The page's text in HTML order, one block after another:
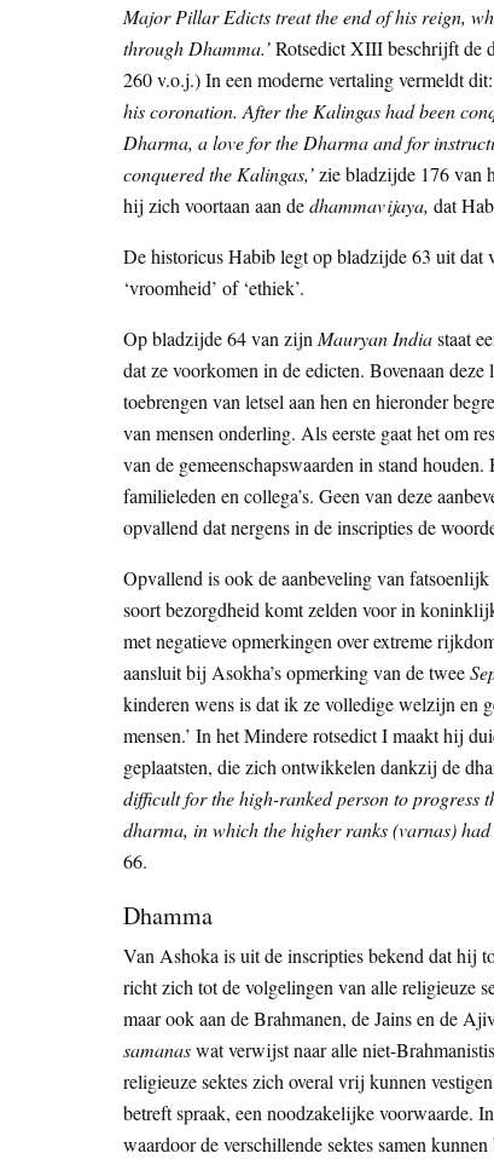
Major Pillar Edicts treat the end of his reign,
through Dhamma.’Rotsedict XIII beschrijft de
260 v.o.j.) In een moderne vertaling vermeldt dit:
his coronation. After the Kalingas had been
Dharma, a love for the Dharma and for
conquered the Kalingas,’zie bladzijde 176 van
hij zich voortaan aan dedhammavijaya, dat
De historicus Habib legt op bladzijde 63 uit dat
‘vroomheid’ of ‘ethiek’.
Op bladzijde 64 van zijn Mauryan Indiastaat
dat ze voorkomen in de edicten. Bovenaan
toebrengen van letsel aan hen en hieronder
van mensen onderling. Als eerste gaat het om
van de gemeenschapswaarden in stand
familieleden en collega’s. Geen van deze
opvallend dat nergens in de inscripties de
Opvallend is ook de aanbeveling van
soort bezorgdheid komt zelden voor in
met negatieve opmerkingen over extreme
aansluit bij Asokha’s opmerking van de twee
kinderen wens is dat ik ze volledige welzijn en
mensen.’ In het Mindere rotsedict I maakt hij
geplaatsten, die zich ontwikkelen dankzij de
difficult for the high-ranked person to progress
dharma, in which the higher ranks (varnas)
66.
Dhamma
Van Ashoka is uit de inscripties bekend dat hij
richt zich tot de volgelingen van alle religieuze
maar ook aan de Brahmanen, de Jains en de
samanaswat verwijst naar alle niet-
religieuze sektes zich overal vrij kunnen
betreft spraak, een noodzakelijke voorwaarde.
waardoor de verschillende sektes samen